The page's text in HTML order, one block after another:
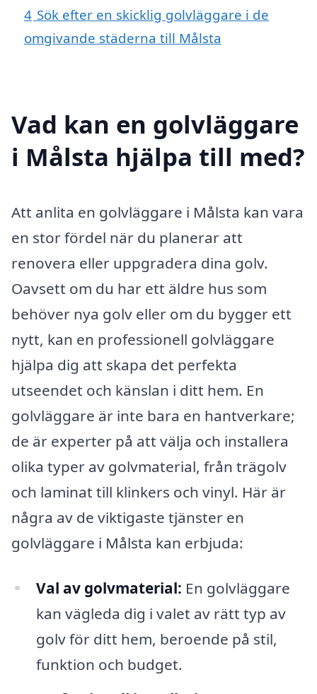
4 Sök efter en skicklig golvläggare i de
omgivande städerna till Målsta
Vad kan en golvläggare
i Målsta hjälpa till med?
Att anlita en golvläggare i Målsta kan vara
en stor fördel när du planerar att
renovera eller uppgradera dina golv.
Oavsett om du har ett äldre hus som
behöver nya golv eller om du bygger ett
nytt, kan en professionell golvläggare
hjälpa dig att skapa det perfekta
utseendet och känslan i ditt hem. En
golvläggare är inte bara en hantverkare;
de är experter på att välja och installera
olika typer av golvmaterial, från trägolv
och laminat till klinkers och vinyl. Här är
några av de viktigaste tjänster en
golvläggare i Målsta kan erbjuda:
Val av golvmaterial: En golvläggare
kan vägleda dig i valet av rätt typ av
golv för ditt hem, beroende på stil,
funktion och budget.